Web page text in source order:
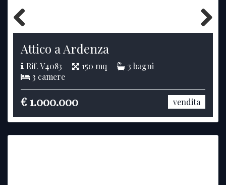
Previous Next
Attico a Ardenza
Rif. V4083 150 mq
3 bagni
3 camere
€ 1.000.000 vendita